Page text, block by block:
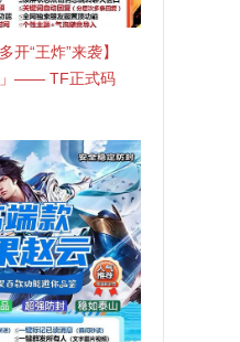
开“王炸”来袭】
」—— TF正式码
，7天退换，安全